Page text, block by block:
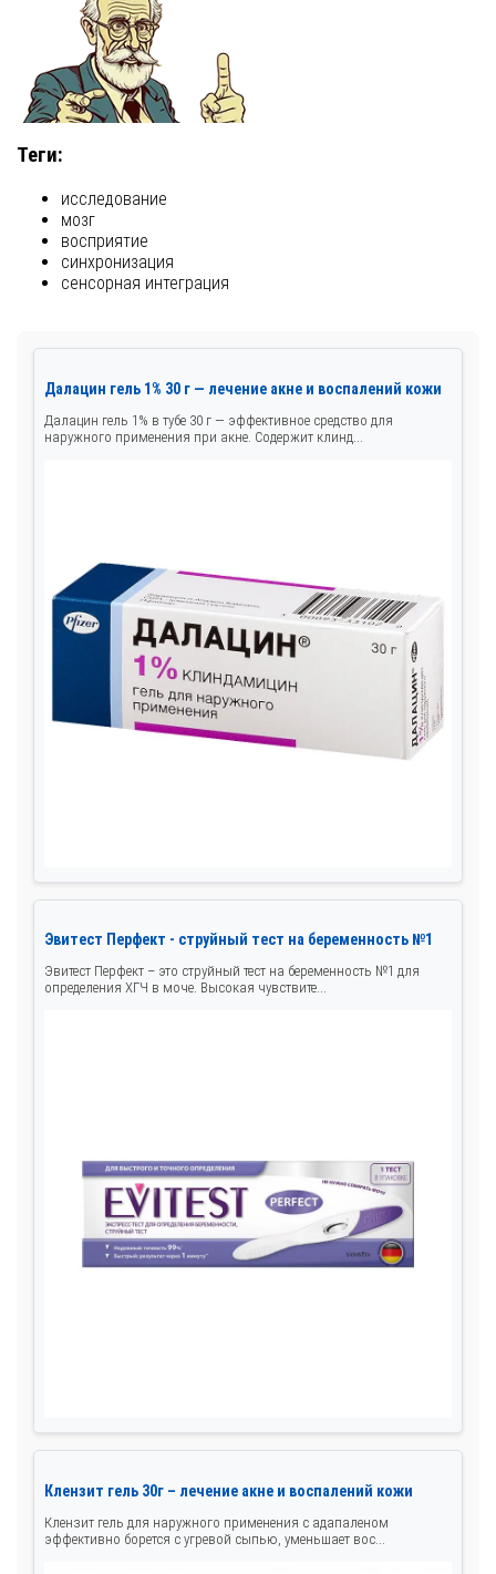
Теги:
исследование
мозг
восприятие
синхронизация
сенсорная интеграция
Далацин гель 1% 30 г — лечение акне и воспалений кожи
Далацин гель 1% в тубе 30 г — эффективное средство для
наружного применения при акне. Содержит клинд...
Эвитест Перфект - струйный тест на беременность №1
Эвитест Перфект – это струйный тест на беременность №1 для
определения ХГЧ в моче. Высокая чувствите...
Клензит гель 30г – лечение акне и воспалений кожи
Клензит гель для наружного применения с адапаленом
эффективно борется с угревой сыпью, уменьшает вос...